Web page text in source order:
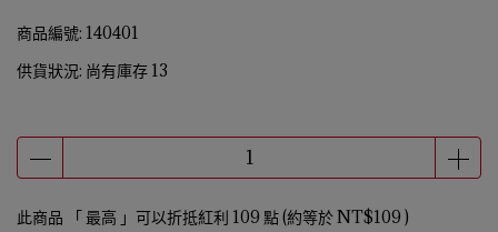
商品編號: 140401
供貨狀況: 尚有庫存 13
此商品 「 最高 」可以折抵紅利 109 點 (約等於NT$109 )